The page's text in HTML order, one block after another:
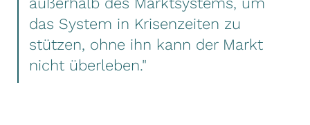
das System in Krisenzeiten zu
stützen, ohne ihn kann der Markt
nicht überleben."